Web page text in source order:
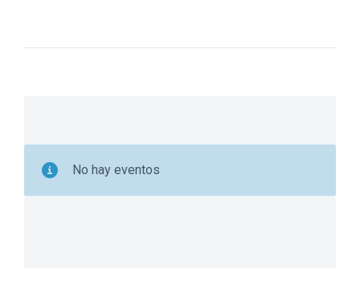
No hay eventos